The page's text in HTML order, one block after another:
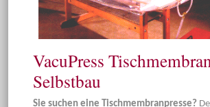
VacuPress
Selbstbau
Sie suchen eine Tischmembranpresse?